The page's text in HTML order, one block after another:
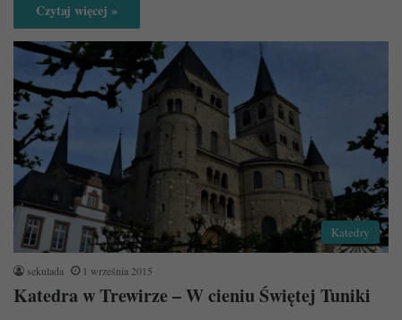
Czytaj więcej »
Katedry
sekulada 1 września 2015
Katedra w Trewirze – W cieniu Świętej Tuniki